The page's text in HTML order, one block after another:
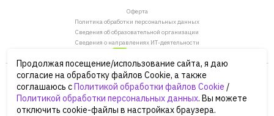
Оферта
Политика обработки персональных данных
Сведения об образовательной организации
Сведения о направлениях ИТ-деятельности
ОГРН: 1187746880530
ИНН/КПП: 7702446568/770901001
105120, г. Москва, ул. Нижняя Сыромятническая,
дом 10, строение 12, этаж 4
Сайт Минпросвещения России
Продолжая посещение/использование сайта, я даю
согласие на обработку файлов Cookie, а также
соглашаюсь сПолитикой обработки файлов Cookie /
Политикой обработки персональных данных. Вы можете
отключить cookie-файлы в настройках браузера.